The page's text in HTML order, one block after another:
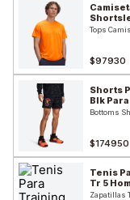
Tops
$97930
Shorts Project
Blk
Bottoms
$174950
Tenis
Tr 5
Zapatillas